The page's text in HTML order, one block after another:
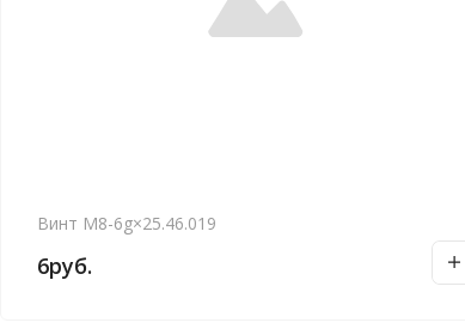
Винт М8-6g×25.46.019
6руб.